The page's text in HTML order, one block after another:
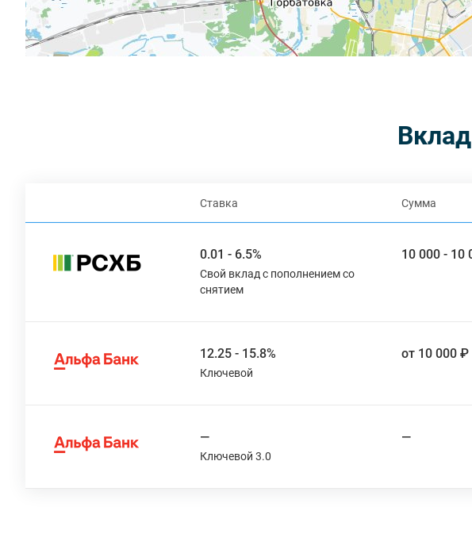
Ставка Сумма
0.01 - 6.5%
Свой вклад с пополнением со
снятием
10 000 - 10
12.25 - 15.8%
Ключевой
от 10 000 ₽
—
Ключевой 3.0
—